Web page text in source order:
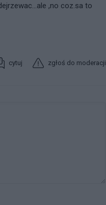
,no coz.sa to
cytuj zgłoś do moderacji